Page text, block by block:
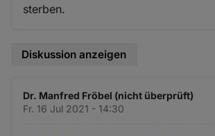
sterben.
Diskussion anzeigen
Dr. Manfred Fröbel (nicht überprüft)
Fr. 16 Jul 2021 - 14:30